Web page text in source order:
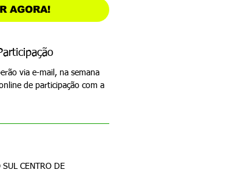
AGORA!
via e-mail, na semana
de participação com a
CENTRO DE